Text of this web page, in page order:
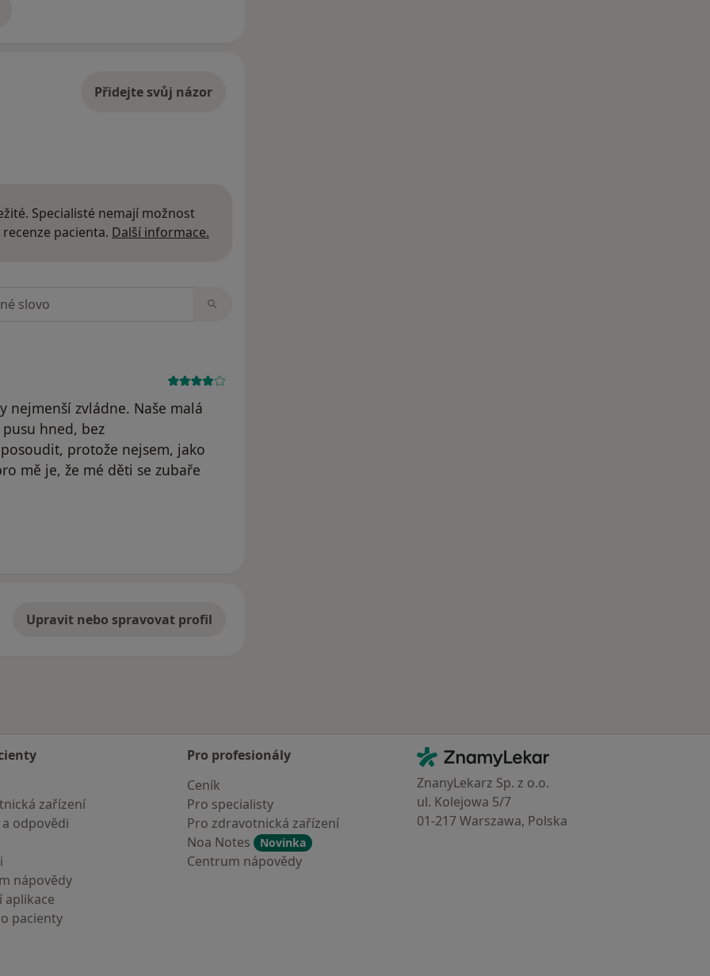
Přidejte svůj názor
Specialisté nemají možnost
pacienta. Další informace.
zvládne. Naše malá
hned, bez
protože nejsem, jako
mě je, že mé děti se zubaře
Upravit nebo spravovat profil
zařízení
odpovědi
nápovědy
aplikace
pacienty
Pro profesionály
Ceník
Pro specialisty
Pro zdravotnická zařízení
Noa Notes
Novinka
Centrum nápovědy
Kontakt
ZnamyLekar - Hlavní stránka
ZnanyLekarz Sp. z o.o.
ul. Kolejowa 5/7
01-217 Warszawa, Polska